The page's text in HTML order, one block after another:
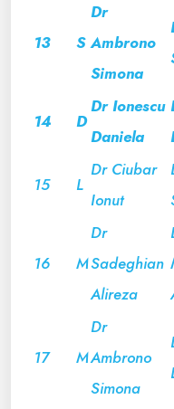
13 S
Dr
Ambrono
Simona
14 D
Dr Ionescu
Daniela
15 L
Dr Ciubar
Ionut
16 M
Dr
Sadeghian
Alireza
17 M
Dr
Ambrono
Simona